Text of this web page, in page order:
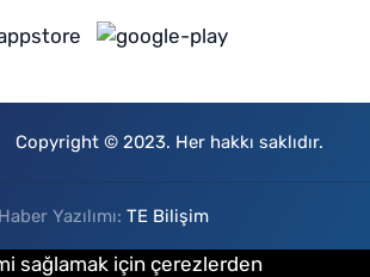
Copyright © 2023. Her hakkı saklıdır.
Haber Yazılımı: TE Bilişim
sağlamak için çerezlerden